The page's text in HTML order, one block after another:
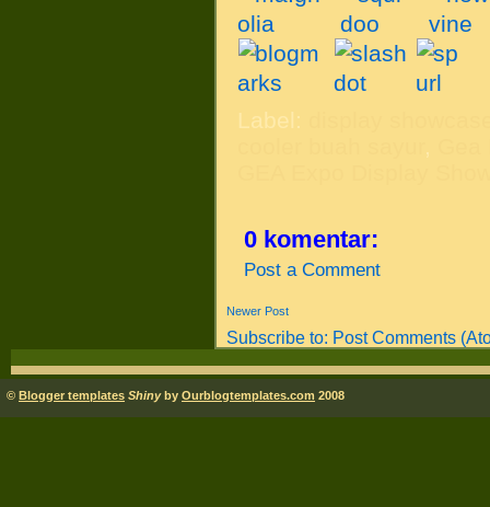
Label:
0 komentar:
Post a Comment
Newer Post
Subscribe to: Post Comments
© Blogger templates Shinyby Ourblogtemplates.com 2008